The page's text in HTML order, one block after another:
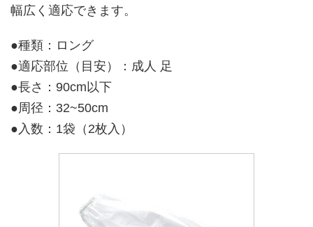
幅広く適応できます。
●種類：ロング
●適応部位（目安）：成人 足
●長さ：90cm以下
●周径：32~50cm
●入数：1袋（2枚入）